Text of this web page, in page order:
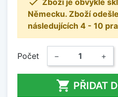
Zboží je obvykle
Německu. Zboží
následujících 4 - 10
Počet − +
 PŘIDAT